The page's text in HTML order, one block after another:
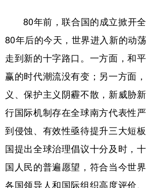
北京 天津 河北
浙江 安徽 福建
山东 河南 湖北
广东 广西 海南
四川 贵州 云南
陕西 甘肃 青海
80年前，联合国的成立掀开全
80年后的今天，世界进入新的动
走到新的十字路口。一方面，和
赢的时代潮流没有变；另一方面
义、保护主义阴霾不散，新威胁
行国际机制存在全球南方代表性
到侵蚀、有效性亟待提升三大短
国提出全球治理倡议十分及时，
国人民的普遍愿望，符合当今世
各国领导人和国际组织高度评价